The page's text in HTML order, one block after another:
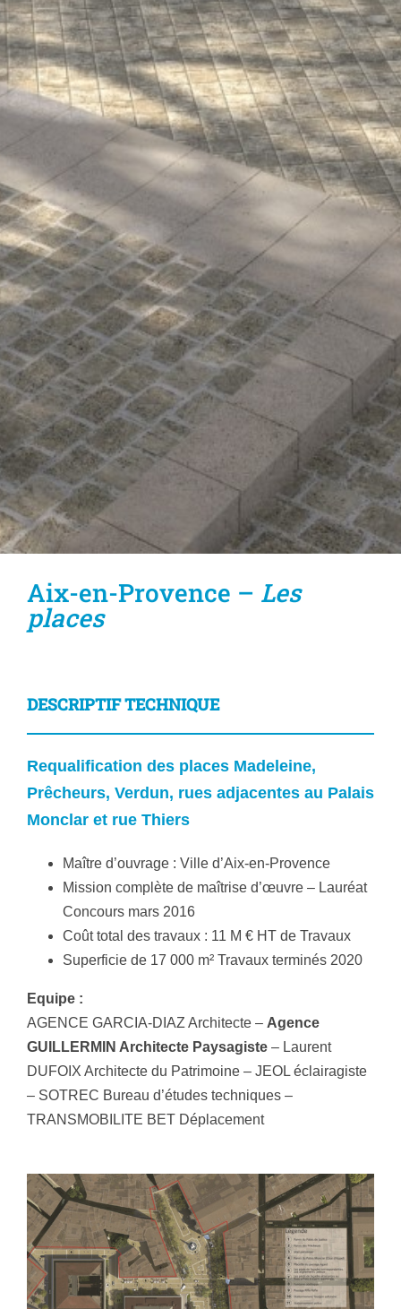
Aix-en-Provence – Les
places
DESCRIPTIF TECHNIQUE
Requalification des places Madeleine,
Prêcheurs, Verdun, rues adjacentes au Palais
Monclar et rue Thiers
Maître d’ouvrage : Ville d’Aix-en-Provence
Mission complète de maîtrise d’œuvre – Lauréat
Concours mars 2016
Coût total des travaux : 11 M € HT de Travaux
Superficie de 17 000 m² Travaux terminés 2020
Equipe :
AGENCE GARCIA-DIAZ Architecte – Agence
GUILLERMIN Architecte Paysagiste– Laurent
DUFOIX Architecte du Patrimoine – JEOL éclairagiste
– SOTREC Bureau d’études techniques –
TRANSMOBILITE BET Déplacement